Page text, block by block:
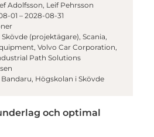
Adolfsson, Leif Pehrsson
01 – 2028-08-31
(projektägare), Scania,
Volvo Car Corporation,
Path Solutions
Högskolan i Skövde
och optimal